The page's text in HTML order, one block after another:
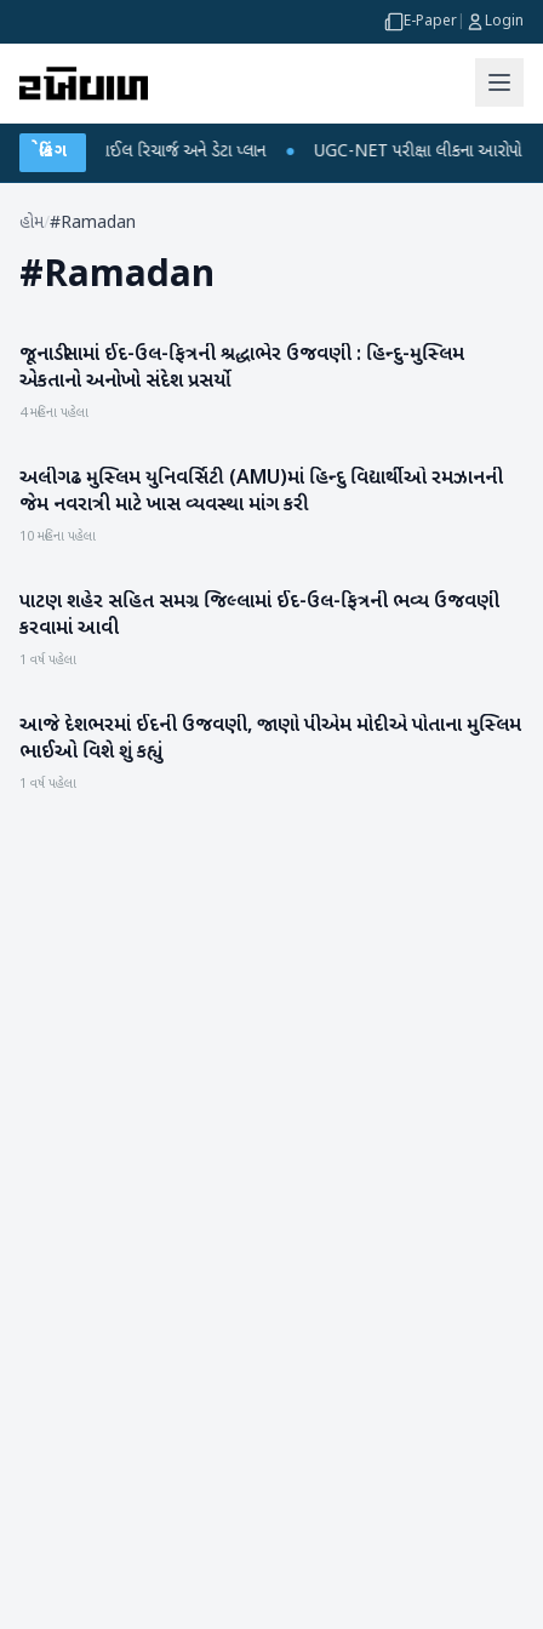
E-Paper Login
બ્રેકિંગ
શકે છે મોબાઈલ રિચાર્જ અને ડેટા પ્લાન ● UGC-NET પરીક્ષા લીકના આરોપો પર
હોમ/#Ramadan
#Ramadan
બનાસકાંઠા
જૂનાડીસામાં ઈદ-ઉલ-ફિત્રની શ્રદ્ધાભેર ઉજવણી : હિન્દુ-મુસ્લિમ
એકતાનો અનોખો સંદેશ પ્રસર્યો
4 મહિના પહેલા
રાષ્ટ્રીય
અલીગઢ મુસ્લિમ યુનિવર્સિટી (AMU)માં હિન્દુ વિદ્યાર્થીઓ રમઝાનની
જેમ નવરાત્રી માટે ખાસ વ્યવસ્થા માંગ કરી
10 મહિના પહેલા
પાટણ
પાટણ શહેર સહિત સમગ્ર જિલ્લામાં ઈદ-ઉલ-ફિત્રની ભવ્ય ઉજવણી
કરવામાં આવી
1 વર્ષ પહેલા
રાષ્ટ્રીય
આજે દેશભરમાં ઈદની ઉજવણી, જાણો પીએમ મોદીએ પોતાના મુસ્લિમ
ભાઈઓ વિશે શું કહ્યું
1 વર્ષ પહેલા